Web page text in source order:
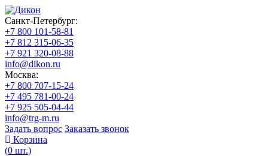
Санкт-Петербург:
+7 800 101-58-81
+7 812 315-06-35
+7 921 320-08-88
info@dikon.ru
Москва:
+7 800 707-15-24
+7 495 781-00-24
+7 925 505-04-44
info@trg-m.ru
Задать вопрос Заказать звонок
Корзина
(0 шт.)